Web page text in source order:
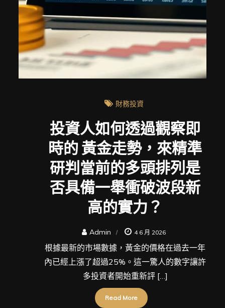
財務投資
投資人如何透過觀察即
時的 黃金走勢，來精準
研判當前的多頭排列是
否具備一舉衝破波段新
高的實力？
Admin 4 6 月 2026
根據最新的市場數據，黃金的價格在過去一年
內已經上漲了超過25%。這一驚人的數字讓許
多投資者開始重新評 […]
Read More